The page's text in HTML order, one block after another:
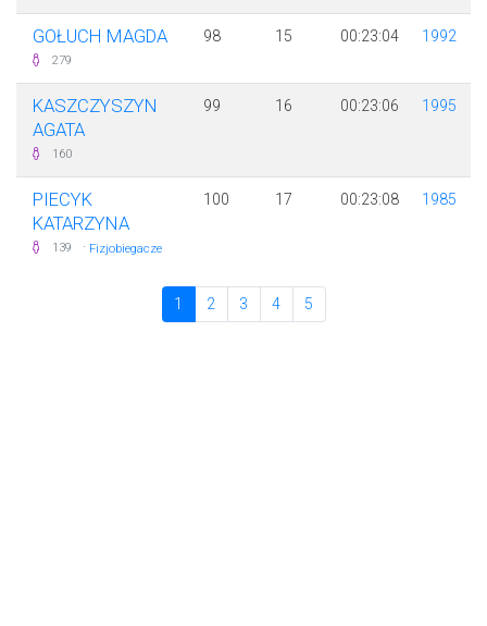
GOŁUCH MAGDA
279
98 15 00:23:04 1992
KASZCZYSZYN
AGATA
160
99 16 00:23:06 1995
PIECYK
KATARZYNA
139 · Fizjobiegacze
100 17 00:23:08 1985
1 2 3 4 5